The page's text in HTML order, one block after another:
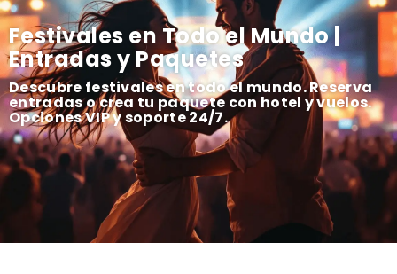
Festivales en Todo el Mundo |
Entradas y Paquetes
Descubre festivales en todo el mundo. Reserva
entradas o crea tu paquete con hotel y vuelos.
Opciones VIP y soporte 24/7.